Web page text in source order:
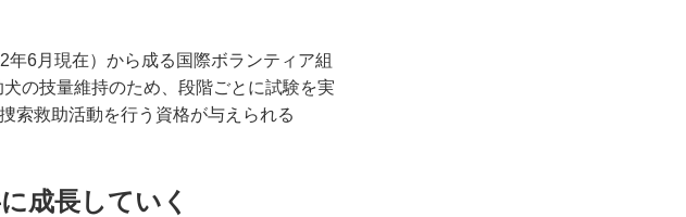
6月現在）から成る国際ボランティア組
の技量維持のため、段階ごとに試験を実
索救助活動を行う資格が与えられる
成長していく